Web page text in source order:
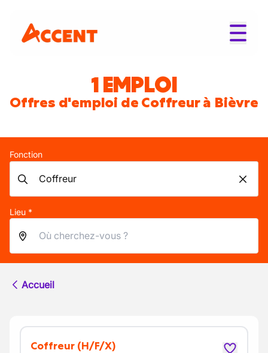
1 EMPLOI
Offres d'emploi de Coffreur à Bièvre
Fonction
Lieu *
Accueil
Coffreur (H/F/X)